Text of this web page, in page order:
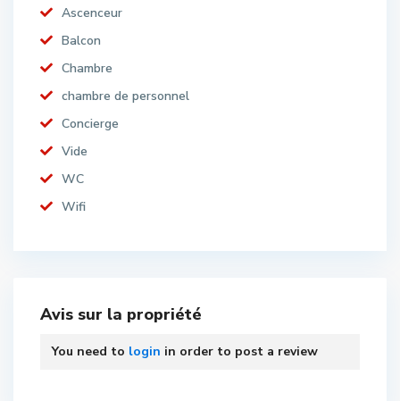
Ascenceur
Balcon
Chambre
chambre de personnel
Concierge
Vide
WC
Wifi
Avis sur la propriété
You need to login in order to post a review